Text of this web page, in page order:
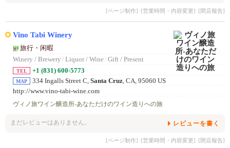
[ページ制作] [営業時間・内容変更] [閉店報告]
Vino Tabi Winery
旅行・闲暇
Winery / Brewery / Liquor / Wine/ Gift / Present
TEL +1 (831) 600-5773
MAP 334 Ingalls Street C, Santa Cruz, CA, 95060 US
http://www.vino-tabi-wine.com
ヴィノ旅ワイン醸造所-あなただけのワイン造りへの旅
まだレビューはありません。 レビューを書く
[ページ制作] [営業時間・内容変更] [閉店報告]